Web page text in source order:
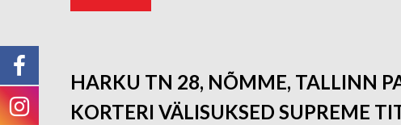
HARKU TN 28, NÕMME, TALLINN
KORTERI VÄLISUKSED SUPREME